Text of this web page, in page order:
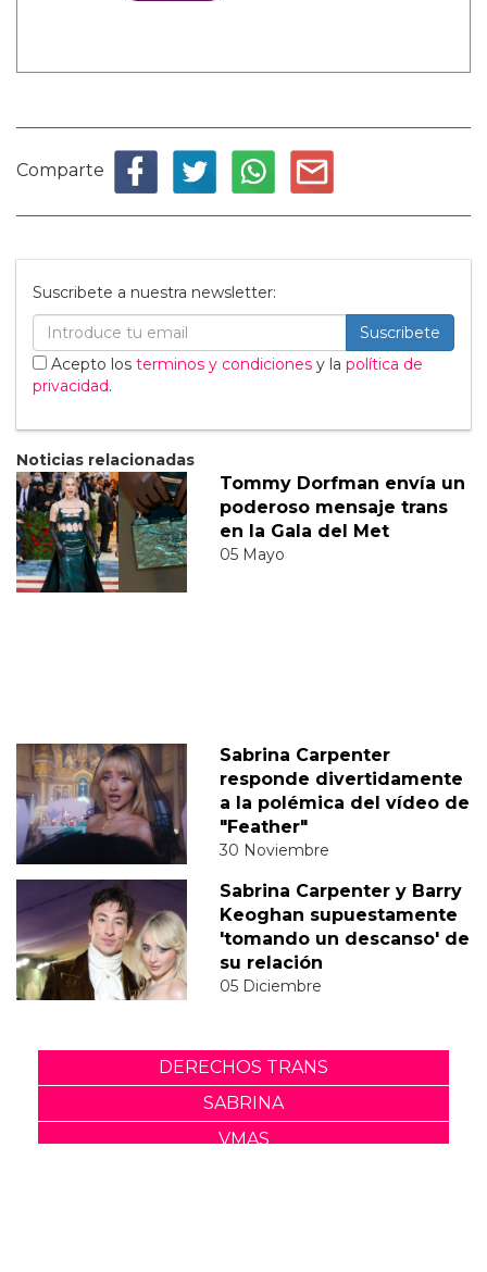
Comparte
Suscribete a nuestra newsletter:
Suscribete
Acepto los terminos y condiciones y la política de
privacidad.
Noticias relacionadas
Tommy Dorfman envía un
poderoso mensaje trans
en la Gala del Met
05 Mayo
Sabrina Carpenter
responde divertidamente
a la polémica del vídeo de
"Feather"
30 Noviembre
Sabrina Carpenter y Barry
Keoghan supuestamente
'tomando un descanso' de
su relación
05 Diciembre
DERECHOS TRANS
SABRINA
VMAS